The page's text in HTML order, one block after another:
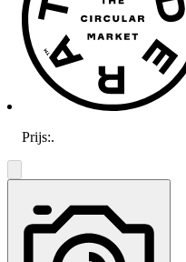
Prijs:.